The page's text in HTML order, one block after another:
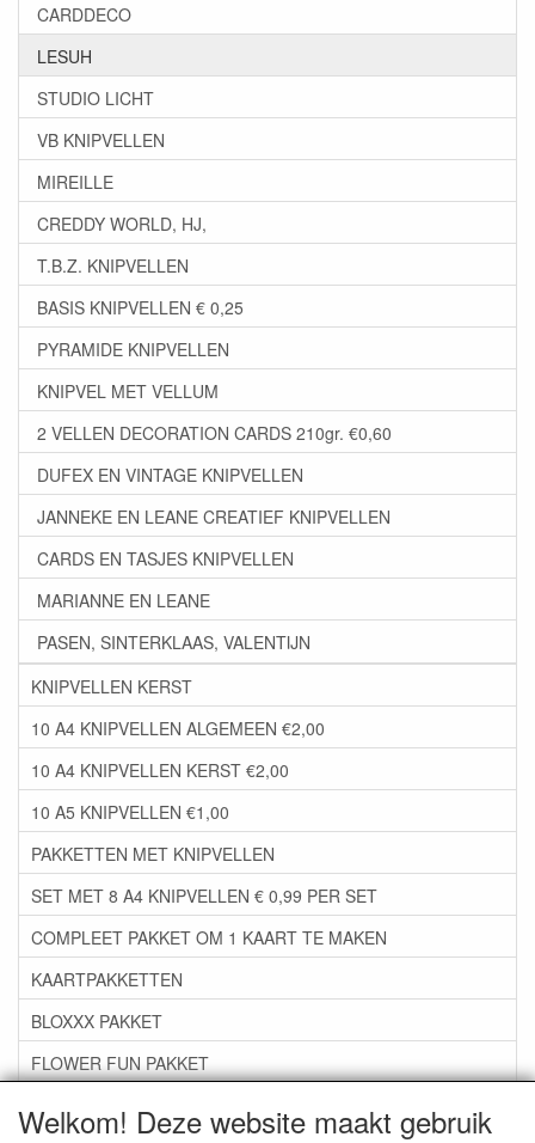
Welkom! Deze website maakt gebruik
CARDDECO
LESUH
STUDIO LICHT
VB KNIPVELLEN
MIREILLE
CREDDY WORLD, HJ,
T.B.Z. KNIPVELLEN
BASIS KNIPVELLEN € 0,25
PYRAMIDE KNIPVELLEN
KNIPVEL MET VELLUM
2 VELLEN DECORATION CARDS 210gr. €0,60
DUFEX EN VINTAGE KNIPVELLEN
JANNEKE EN LEANE CREATIEF KNIPVELLEN
CARDS EN TASJES KNIPVELLEN
MARIANNE EN LEANE
PASEN, SINTERKLAAS, VALENTIJN
KNIPVELLEN KERST
10 A4 KNIPVELLEN ALGEMEEN €2,00
10 A4 KNIPVELLEN KERST €2,00
10 A5 KNIPVELLEN €1,00
PAKKETTEN MET KNIPVELLEN
SET MET 8 A4 KNIPVELLEN € 0,99 PER SET
COMPLEET PAKKET OM 1 KAART TE MAKEN
KAARTPAKKETTEN
BLOXXX PAKKET
FLOWER FUN PAKKET
***GROEP 06*** TAPE/LIJM SNIJMALLEN STEMPELS